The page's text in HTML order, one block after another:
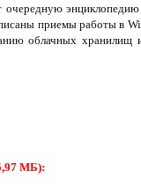
энциклопедию
приемы работы в
облачных хранилищ
МБ):